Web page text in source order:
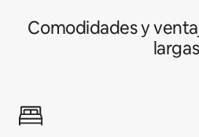
Comodidades y
largas